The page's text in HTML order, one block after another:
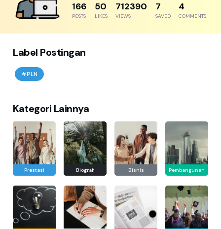
204
POSTS
61
LIKES
876788
VIEWS
8
SAVED
5
COMMENTS
Label Postingan
#PLN
Kategori Lainnya
Prestasi Biografi Bisnis Pembangunan